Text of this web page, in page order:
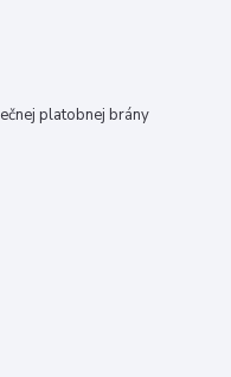
platobnej brány